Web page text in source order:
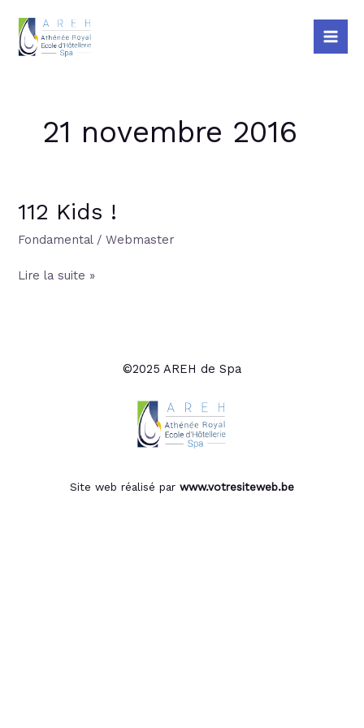
contenu
21 novembre 2016
112 Kids !
Fondamental/Webmaster
112
!
Lire la suite »
©2025 AREH de Spa
Site web réalisé par www.votresiteweb.be